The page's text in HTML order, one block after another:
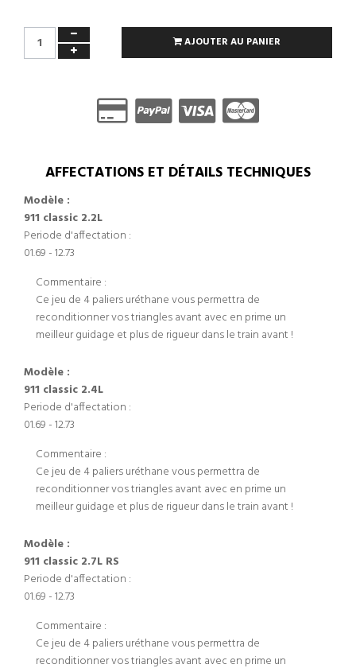
AJOUTER AU PANIER
AFFECTATIONS ET DÉTAILS TECHNIQUES
Modèle :
911 classic 2.2L
Periode d'affectation :
01.69 - 12.73
Commentaire :
Ce jeu de 4 paliers uréthane vous permettra de
reconditionner vos triangles avant avec en prime un
meilleur guidage et plus de rigueur dans le train avant !
Modèle :
911 classic 2.4L
Periode d'affectation :
01.69 - 12.73
Commentaire :
Ce jeu de 4 paliers uréthane vous permettra de
reconditionner vos triangles avant avec en prime un
meilleur guidage et plus de rigueur dans le train avant !
Modèle :
911 classic 2.7L RS
Periode d'affectation :
01.69 - 12.73
Commentaire :
Ce jeu de 4 paliers uréthane vous permettra de
reconditionner vos triangles avant avec en prime un